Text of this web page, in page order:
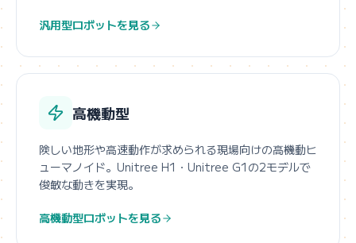
汎用型ロボットを見る
高機動型
険しい地形や高速動作が求められる現場向けの高機動ヒ
ューマノイド。Unitree H1・Unitree G1の2モデルで
俊敏な動きを実現。
高機動型ロボットを見る